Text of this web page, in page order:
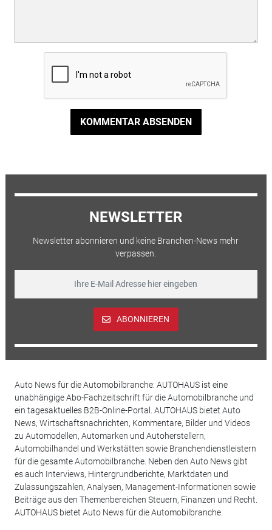
KOMMENTAR ABSENDEN
NEWSLETTER
Newsletter abonnieren und keine Branchen-News mehr
verpassen.
ABONNIEREN
Auto News für die Automobilbranche: AUTOHAUS ist eine
unabhängige Abo-Fachzeitschrift für die Automobilbranche und
ein tagesaktuelles B2B-Online-Portal. AUTOHAUS bietet Auto
News, Wirtschaftsnachrichten, Kommentare, Bilder und Videos
zu Automodellen, Automarken und Autoherstellern,
Automobilhandel und Werkstätten sowie Branchendienstleistern
für die gesamte Automobilbranche. Neben den Auto News gibt
es auch Interviews, Hintergrundberichte, Marktdaten und
Zulassungszahlen, Analysen, Management-Informationen sowie
Beiträge aus den Themenbereichen Steuern, Finanzen und Recht.
AUTOHAUS bietet Auto News für die Automobilbranche.